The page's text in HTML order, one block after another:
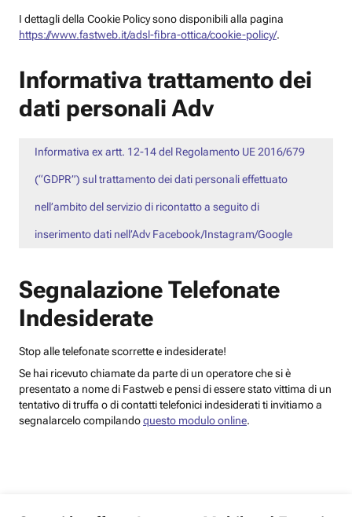
I dettagli della Cookie Policy sono disponibili alla pagina
https://www.fastweb.it/adsl-fibra-ottica/cookie-policy/.
Informativa trattamento dei
dati personali Adv
Informativa ex artt. 12-14 del Regolamento UE 2016/679
(“GDPR”) sul trattamento dei dati personali effettuato
nell’ambito del servizio di ricontatto a seguito di
inserimento dati nell’Adv Facebook/Instagram/Google
Segnalazione Telefonate
Indesiderate
Stop alle telefonate scorrette e indesiderate!
Se hai ricevuto chiamate da parte di un operatore che si è
presentato a nome di Fastweb e pensi di essere stato vittima di un
tentativo di truffa o di contatti telefonici indesiderati ti invitiamo a
segnalarcelo compilandoquesto modulo online.